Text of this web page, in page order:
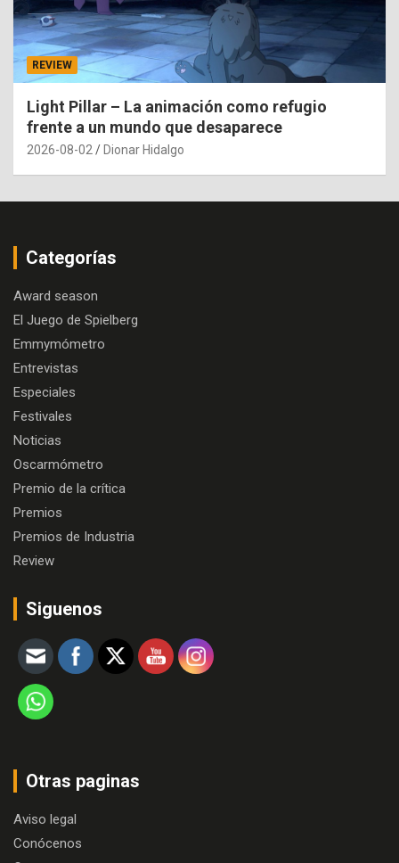
REVIEW
Light Pillar – La animación como refugio
frente a un mundo que desaparece
2026-08-02 Dionar Hidalgo
Categorías
Award season
El Juego de Spielberg
Emmymómetro
Entrevistas
Especiales
Festivales
Noticias
Oscarmómetro
Premio de la crítica
Premios
Premios de Industria
Review
Siguenos
Otras paginas
Aviso legal
Conócenos